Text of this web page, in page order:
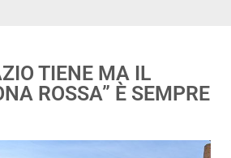
TIENE MA IL
ROSSA” È SEMPRE